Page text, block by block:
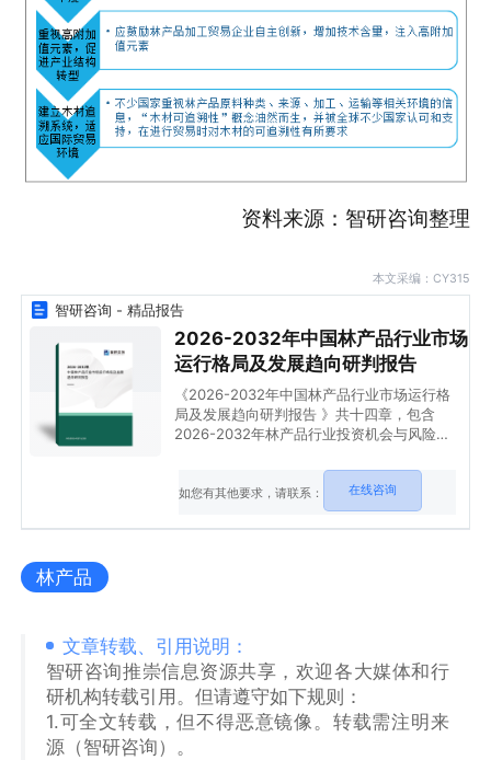
资料来源：智研咨询整理
本文采编：CY315
智研咨询 - 精品报告
2026-2032年中国林产品行业市场
运行格局及发展趋向研判报告
《2026-2032年中国林产品行业市场运行格
局及发展趋向研判报告 》共十四章，包含
2026-2032年林产品行业投资机会与风险，
如您有其他要求，请联系： 在线咨询
林产品
文章转载、引用说明：
智研咨询推崇信息资源共享，欢迎各大媒体和行
研机构转载引用。但请遵守如下规则：
1.可全文转载，但不得恶意镜像。转载需注明来
源（智研咨询）。